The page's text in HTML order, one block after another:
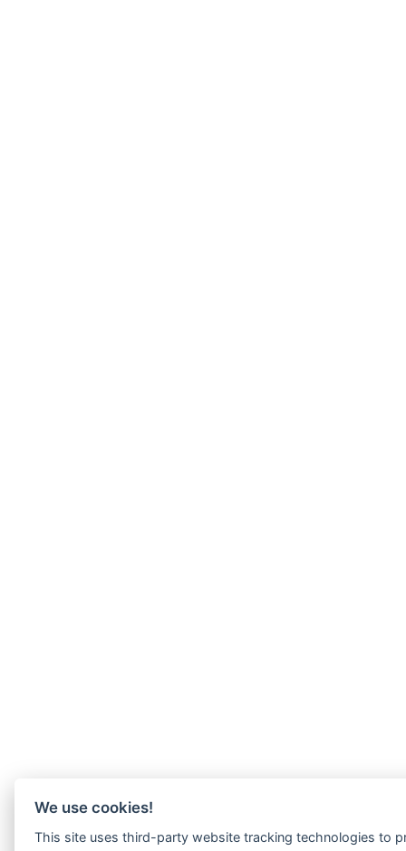
We use cookies!
This site uses third-party website tracking technologies to